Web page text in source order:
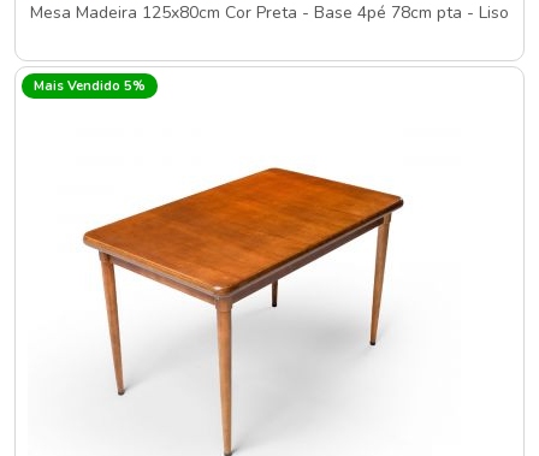
Mesa Madeira 125x80cm Cor Preta - Base 4pé 78cm pta - Liso
Mais Vendido 5%